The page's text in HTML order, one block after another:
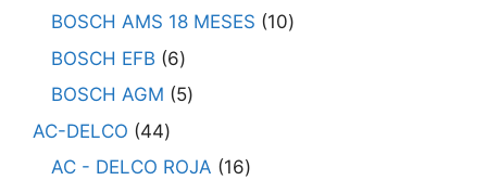
BOSCH AMS 18 MESES
10
BOSCH EFB
6
BOSCH AGM
5
AC-DELCO
44
AC - DELCO ROJA
16